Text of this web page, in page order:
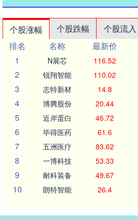
个股涨幅 个股跌幅 个股流入
排名
名称 最新价
1
N展芯 116.52
2 锐翔智能 110.02
3 志特新材 14.8
4 博腾股份 20.44
5 近岸蛋白 46.72
6 毕得医药 61.6
7 五洲医疗 83.62
8 一博科技 53.33
9 耐科装备 49.67
10 朗特智能 26.4